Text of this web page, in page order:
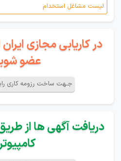
لیست مشاغل استخدام
در کاریابی مجازی
عضو
جـهت ساخت رزومه کاری
دریافت آگهی ها از